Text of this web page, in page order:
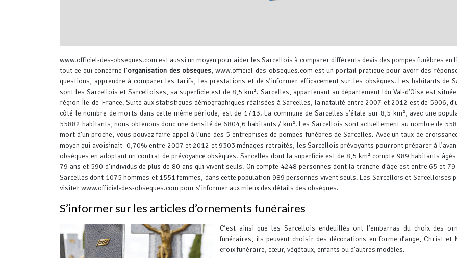
Leaflet OpenStreetMap
www.officiel-des-obseques.com est aussi un moyen pour aider les Sarcellois à comparer différents devis des pompes funèbres en
tout ce qui concerne l’organisation des obsèques, www.officiel-des-obseques.com est un portail pratique pour avoir des
questions, apprendre à comparer les tarifs, les prestations et de s’informer efficacement sur les obsèques. Les habitants de
sont les Sarcellois et Sarcelloises, sa superficie est de 8,5 km². Sarcelles, appartenant au département ldu Val-d’Oise est
région Île-de-France. Suite aux statistiques démographiques réalisées à Sarcelles, la natalité entre 2007 et 2012 est de 5906,
côté le nombre de morts dans cette même période, est de 1713. La commune de Sarcelles s’étale sur 8,5 km², avec une
55882 habitants, nous obtenons donc une densité de 6804,6 habitants / km². Les Sarcellois sont actuellement au nombre de
mort d’un proche, vous pouvez faire appel à l’une des 5 entreprises de pompes funèbres de Sarcelles. Avec un taux de
moyen qui avoisinait -0,70% entre 2007 et 2012 et 9303 ménages retraités, les Sarcellois prévoyants pourront préparer à
obsèques en adoptant un contrat de prévoyance obsèques. Sarcelles dont la superficie est de 8,5 km² compte 989 habitants
79 ans et 590 d’individus de plus de 80 ans qui vivent seuls. On compte 4248 personnes dont la tranche d’âge est entre 65 et
Sarcelles dont 1075 hommes et 1551 femmes, dans cette population 989 personnes vivent seuls. Les Sarcellois et Sarcelloises
visiter www.officiel-des-obseques.com pour s’informer aux mieux des détails des obsèques.
S’informer sur les articles d’ornements funéraires
C’est ainsi que les Sarcellois endeuillés ont l’embarras du choix des
funéraires, ils peuvent choisir des décorations en forme d’ange, Christ et
croix funéraire, cœur, végétaux, enfants ou d’autres modèles.